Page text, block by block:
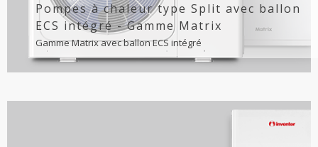
Pompes à chaleur type Split avec ballon
ECS intégré - Gamme Matrix
Gamme Matrix avec ballon ECS intégré